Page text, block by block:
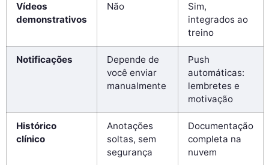
Vídeos
demonstrativos
Não
Sim,
integrados ao
treino
Notificações
Depende de
você enviar
manualmente
Push
automáticas:
lembretes e
motivação
Histórico
clínico
Anotações
soltas, sem
segurança
Documentação
completa na
nuvem